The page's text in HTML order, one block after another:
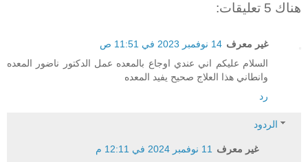
هناك 5 تعليقات:
غير معرف 14 نوفمبر 2023 في 11:51 ص
السلام عليكم اني عندي اوجاع بالمعده عمل الدكتور ناضور المعده
وانطاني هذا العلاج صحيح يفيد المعده
رد
الردود
غير معرف 11 نوفمبر 2024 في 12:11 م